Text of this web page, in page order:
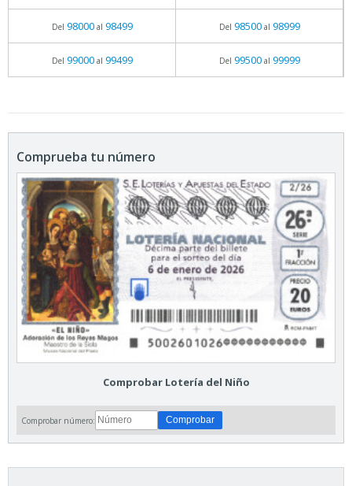
Del 98000al 98499 Del 98500al 98999
Del 99000al 99499 Del 99500al 99999
Comprueba tu número
Comprobar Lotería del Niño
Comprobar número: